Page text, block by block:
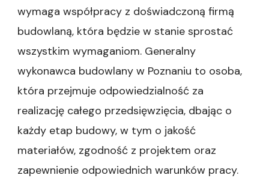
wymaga współpracy z doświadczoną firmą
budowlaną, która będzie w stanie sprostać
wszystkim wymaganiom. Generalny
wykonawca budowlany w Poznaniu to osoba,
która przejmuje odpowiedzialność za
realizację całego przedsięwzięcia, dbając o
każdy etap budowy, w tym o jakość
materiałów, zgodność z projektem oraz
zapewnienie odpowiednich warunków pracy.